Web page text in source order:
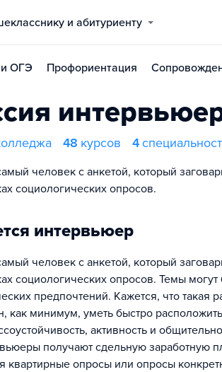
и абитуриенту
и ОГЭ Профориентация
48 курсов 4
человек с анкетой, который
социологических опросов.
интервьюер
человек с анкетой, который
социологических опросов. Темы
предпочтений. Кажется, что
как минимум, уметь быстро
активность и
получают сдельную заработную
квартирные опросы или опросы